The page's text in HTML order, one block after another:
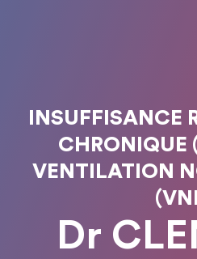
INSUFFISANCE
CHRONIQUE
VENTILATION
Dr